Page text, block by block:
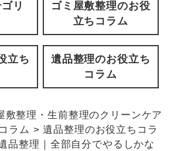
リ
ゴミ屋敷整理のお役
立ちコラム
立ち
遺品整理のお役立ち
コラム
敷整理・生前整理のクリーンケア
ラム >遺品整理のお役立ちコラ
品整理｜全部自分でやるしかな